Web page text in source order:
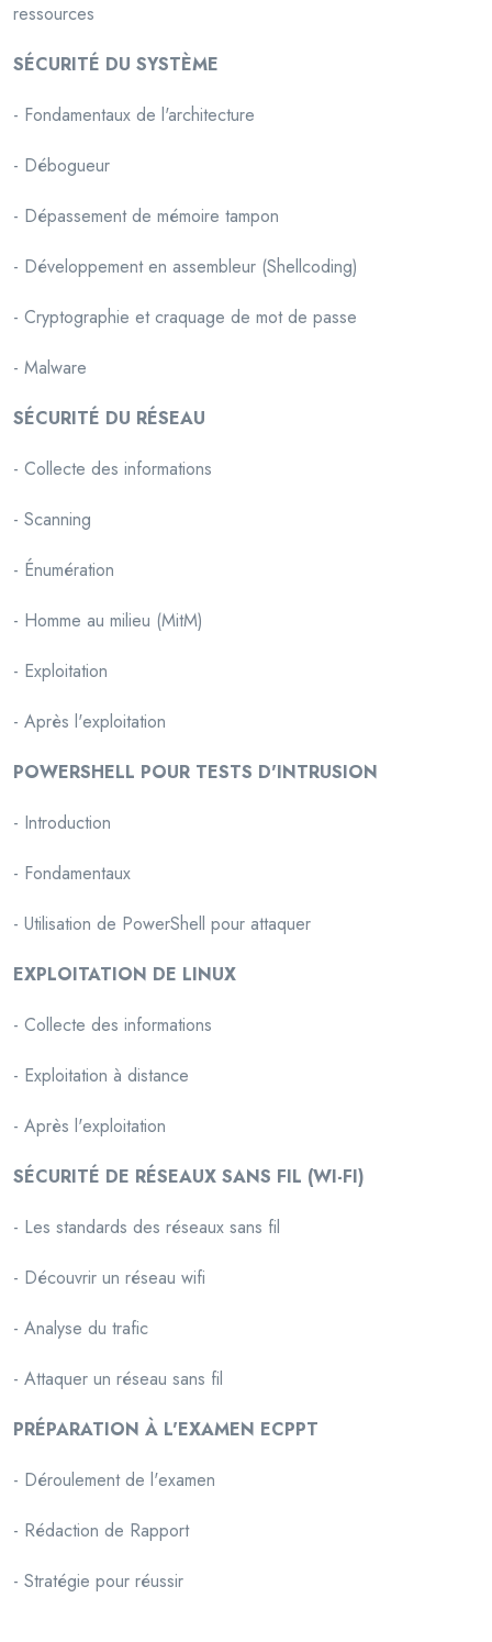
ressources
SÉCURITÉ DU SYSTÈME
- Fondamentaux de l'architecture
- Débogueur
- Dépassement de mémoire tampon
- Développement en assembleur (Shellcoding)
- Cryptographie et craquage de mot de passe
- Malware
SÉCURITÉ DU RÉSEAU
- Collecte des informations
- Scanning
- Énumération
- Homme au milieu (MitM)
- Exploitation
- Après l'exploitation
POWERSHELL POUR TESTS D'INTRUSION
- Introduction
- Fondamentaux
- Utilisation de PowerShell pour attaquer
EXPLOITATION DE LINUX
- Collecte des informations
- Exploitation à distance
- Après l'exploitation
SÉCURITÉ DE RÉSEAUX SANS FIL (WI-FI)
- Les standards des réseaux sans fil
- Découvrir un réseau wifi
- Analyse du trafic
- Attaquer un réseau sans fil
PRÉPARATION À L'EXAMEN ECPPT
- Déroulement de l'examen
- Rédaction de Rapport
- Stratégie pour réussir